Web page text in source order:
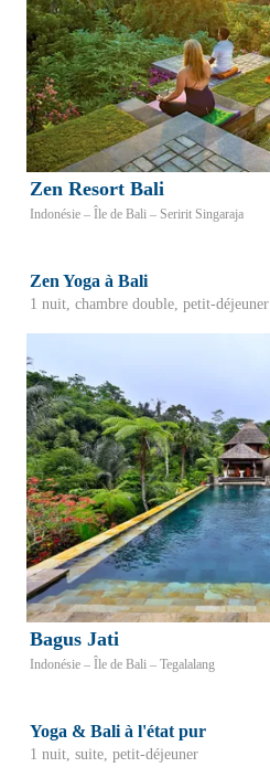
Zen Resort Bali
Indonésie – Île de Bali – Seririt Singaraja
Zen Yoga à Bali
1 nuit, chambre double, petit-déjeuner
Bagus Jati
Indonésie – Île de Bali – Tegalalang
Yoga & Bali à l'état pur
1 nuit, suite, petit-déjeuner